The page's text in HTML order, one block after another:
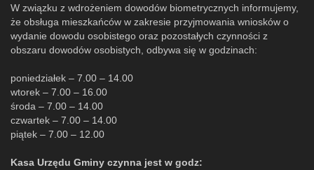
W związku z wdrożeniem dowodów biometrycznych informujemy,
że obsługa mieszkańców w zakresie przyjmowania wniosków o
wydanie dowodu osobistego oraz pozostałych czynności z
obszaru dowodów osobistych, odbywa się w godzinach:
poniedziałek – 7.00 – 14.00
wtorek – 7.00 – 16.00
środa – 7.00 – 14.00
czwartek – 7.00 – 14.00
piątek – 7.00 – 12.00
Kasa Urzędu Gminy czynna jest w godz: